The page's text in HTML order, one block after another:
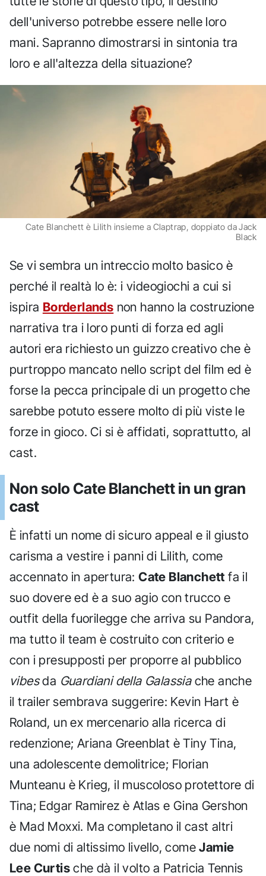
dell'universo potrebbe essere nelle loro
mani. Sapranno dimostrarsi in sintonia tra
loro e all'altezza della situazione?
Cate Blanchett è Lilith insieme a Claptrap, doppiato da Jack
Black
Se vi sembra un intreccio molto basico è
perché il realtà lo è: i videogiochi a cui si
ispira Borderlands non hanno la costruzione
narrativa tra i loro punti di forza ed agli
autori era richiesto un guizzo creativo che è
purtroppo mancato nello script del film ed è
forse la pecca principale di un progetto che
sarebbe potuto essere molto di più viste le
forze in gioco. Ci si è affidati, soprattutto, al
cast.
Non solo Cate Blanchett in un gran
cast
È infatti un nome di sicuro appeal e il giusto
carisma a vestire i panni di Lilith, come
accennato in apertura:Cate Blanchett fa il
suo dovere ed è a suo agio con trucco e
outfit della fuorilegge che arriva su Pandora,
ma tutto il team è costruito con criterio e
con i presupposti per proporre al pubblico
vibesda Guardiani della Galassiache anche
il trailer sembrava suggerire: Kevin Hart è
Roland, un ex mercenario alla ricerca di
redenzione; Ariana Greenblat è Tiny Tina,
una adolescente demolitrice; Florian
Munteanu è Krieg, il muscoloso protettore di
Tina; Edgar Ramirez è Atlas e Gina Gershon
è Mad Moxxi. Ma completano il cast altri
due nomi di altissimo livello, comeJamie
Lee Curtis che dà il volto a Patricia Tennis